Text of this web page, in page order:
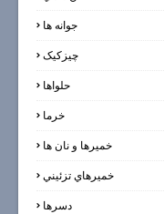
جوانه ها
چیزکیک
حلواها
خرما
خميرها و نان ها
خميرهاي تزئيني
دسرها